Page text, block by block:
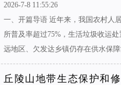
2026-7-8 11:55:26
一、开篇导语 近年来，我国农村人
所普及率超过75%，生活垃圾收运
远地区、欠发达乡镇仍存在供水保
丘陵山地带生态保护和